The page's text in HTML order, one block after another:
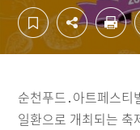
순천푸드․아트페스
일환으로 개최되는 축